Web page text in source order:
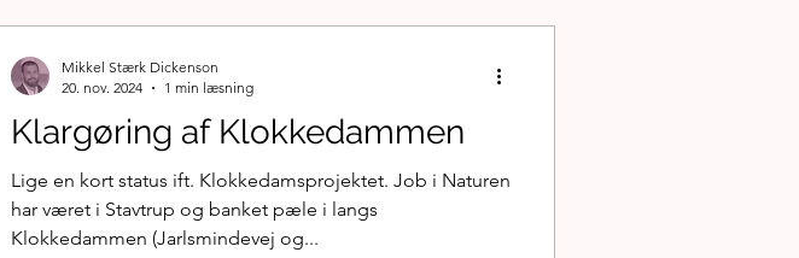
Klargøring af Klokkedammen
Lige en kort status ift. Klokkedamsprojektet. Job i Naturen
har været i Stavtrup og banket pæle i langs
Klokkedammen (Jarlsmindevej og...
Mikkel Stærk Dickenson
20. nov. 2024
1 min læsning